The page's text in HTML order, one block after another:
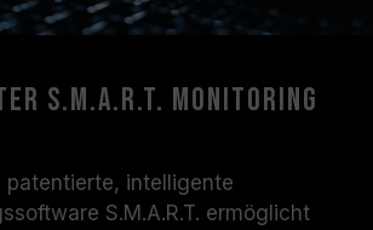
S.M.A.R.T. Monitoring
patentierte, intelligente
S.M.A.R.T. ermöglicht